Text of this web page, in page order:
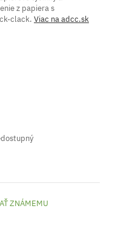
z papiera s
clack. Viac na adcc.sk
ZNÁMEMU